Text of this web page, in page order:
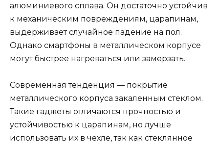
алюминиевого сплава. Он достаточно устойчив
к механическим повреждениям, царапинам,
выдерживает случайное падение на пол.
Однако смартфоны в металлическом корпусе
могут быстрее нагреваться или замерзать.
Современная тенденция — покрытие
металлического корпуса закаленным стеклом.
Такие гаджеты отличаются прочностью и
устойчивостью к царапинам, но лучше
использовать их в чехле, так как стеклянное